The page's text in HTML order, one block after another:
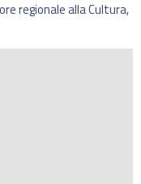
regionale alla Cultura,